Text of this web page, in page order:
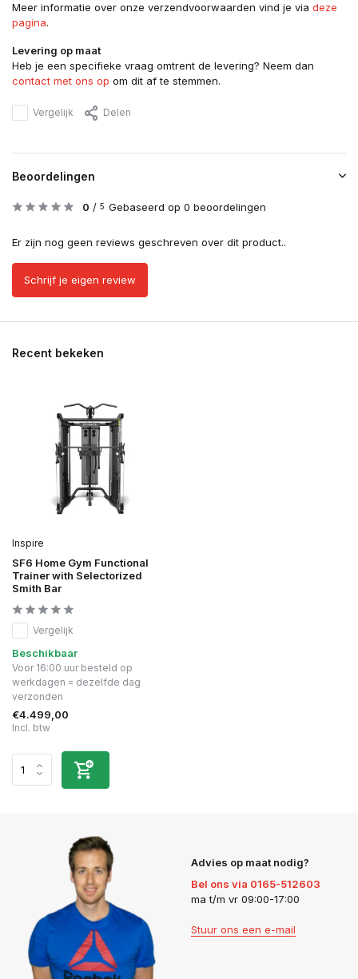
Meer informatie over onze verzendvoorwaarden vind je via deze
pagina.
Levering op maat
Heb je een specifieke vraag omtrent de levering? Neem dan
contact met ons op om dit af te stemmen.
Vergelijk Delen
Beoordelingen
0 / 5 Gebaseerd op 0 beoordelingen
Er zijn nog geen reviews geschreven over dit product..
Schrijf je eigen review
Recent bekeken
Inspire
SF6 Home Gym Functional
Trainer with Selectorized
Smith Bar
Vergelijk
Beschikbaar
Voor 16:00 uur besteld op
werkdagen = dezelfde dag
verzonden
€4.499,00
Incl. btw
Advies op maat nodig?
Bel ons via 0165-512603
ma t/m vr 09:00-17:00
Stuur ons een e-mail